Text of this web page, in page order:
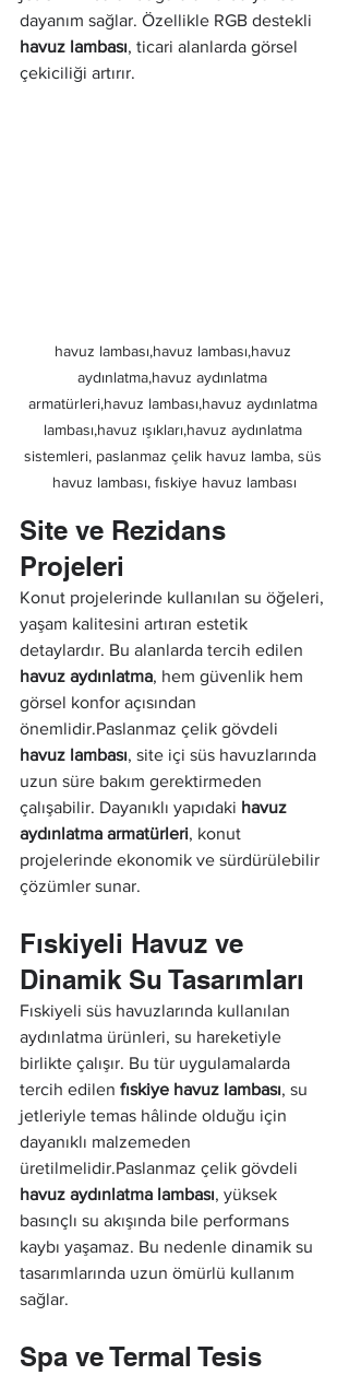
dayanım sağlar. Özellikle RGB destekli
havuz lambası, ticari alanlarda görsel
çekiciliği artırır.
havuz lambası,havuz lambası,havuz
aydınlatma,havuz aydınlatma
armatürleri,havuz lambası,havuz aydınlatma
lambası,havuz ışıkları,havuz aydınlatma
sistemleri, paslanmaz çelik havuz lamba, süs
havuz lambası, fıskiye havuz lambası
Site ve Rezidans
Projeleri
Konut projelerinde kullanılan su öğeleri,
yaşam kalitesini artıran estetik
detaylardır. Bu alanlarda tercih edilen
havuz aydınlatma, hem güvenlik hem
görsel konfor açısından
önemlidir.Paslanmaz çelik gövdeli
havuz lambası, site içi süs havuzlarında
uzun süre bakım gerektirmeden
çalışabilir. Dayanıklı yapıdaki havuz
aydınlatma armatürleri, konut
projelerinde ekonomik ve sürdürülebilir
çözümler sunar.
Fıskiyeli Havuz ve
Dinamik Su Tasarımları
Fıskiyeli süs havuzlarında kullanılan
aydınlatma ürünleri, su hareketiyle
birlikte çalışır. Bu tür uygulamalarda
tercih edilen fıskiye havuz lambası, su
jetleriyle temas hâlinde olduğu için
dayanıklı malzemeden
üretilmelidir.Paslanmaz çelik gövdeli
havuz aydınlatma lambası, yüksek
basınçlı su akışında bile performans
kaybı yaşamaz. Bu nedenle dinamik su
tasarımlarında uzun ömürlü kullanım
sağlar.
Spa ve Termal Tesis